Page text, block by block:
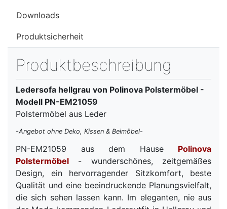
Downloads
Produktsicherheit
Produktbeschreibung
Ledersofa hellgrau von Polinova Polstermöbel -
Modell PN-EM21059
Polstermöbel aus Leder
-Angebot ohne Deko, Kissen & Beimöbel-
PN-EM21059 aus dem Hause Polinova
Polstermöbel - wunderschönes, zeitgemäßes
Design, ein hervorragender Sitzkomfort, beste
Qualität und eine beeindruckende Planungsvielfalt,
die sich sehen lassen kann. Im eleganten, nie aus